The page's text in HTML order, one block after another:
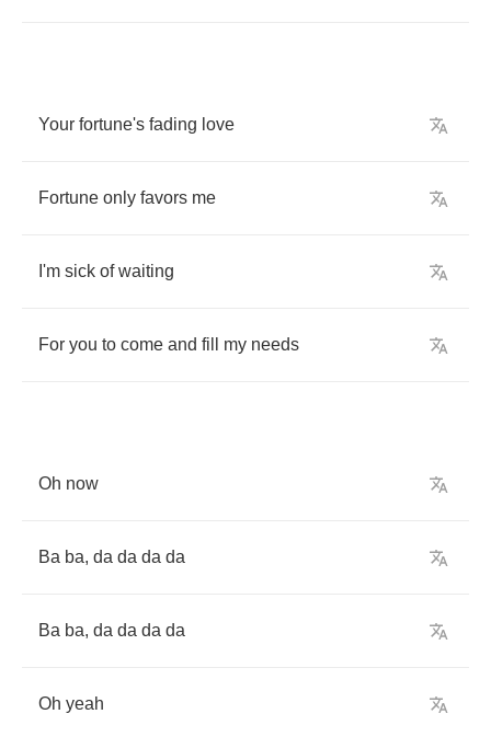
Your fortune's fading love
Fortune only favors me
I'm sick of waiting
For you to come and fill my needs
Oh now
Ba ba, da da da da
Ba ba, da da da da
Oh yeah